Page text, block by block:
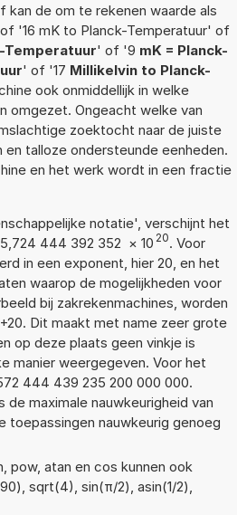
de om te rekenen waarde als
'16 mK to Planck-Temperatuur' of
Temperatuur' of '9 mK = Planck-
' of '17 Millikelvin to Planck-
ook onmiddellijk in welke
omgezet. Ongeacht welke van
zoektocht naar de juiste
talloze ondersteunde eenheden.
en het werk wordt in een fractie
notatie', verschijnt het
444 392 352 × 10 20. Voor
in een exponent, hier 20, en het
waarop de mogelijkheden voor
bij zakrekenmachines, worden
Dit maakt met name zeer grote
op deze plaats geen vinkje is
manier weergegeven. Voor het
444 439 235 200 000 000.
maximale nauwkeurigheid van
toepassingen nauwkeurig genoeg
pow, atan en cos kunnen ook
sqrt(4), sin(π/2), asin(1/2),